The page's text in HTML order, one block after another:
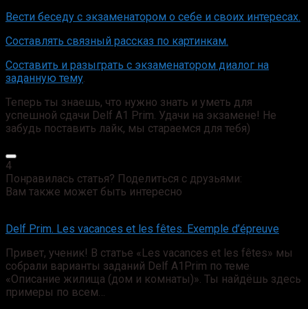
Вести беседу с экзаменатором о себе и своих интересах.
Составлять связный рассказ по картинкам.
Составить и разыграть с экзаменатором диалог на
заданную тему
Теперь ты знаешь, что нужно знать и уметь для
успешной сдачи Delf A1 Prim. Удачи на экзамене! Не
забудь поставить лайк, мы стараемся для тебя)
4
Понравилась статья? Поделиться с друзьями:
Вам также может быть интересно
Delf Prim. Les vacances et les fêtes. Exemple d’épreuve
Привет, ученик! В статье «Les vacances et les fêtes» мы
собрали варианты заданий Delf A1Prim по теме
«Описание жилища (дом и комнаты)». Ты найдёшь здесь
примеры по всем…